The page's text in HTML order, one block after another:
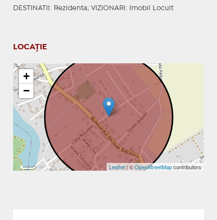
DESTINATII : Rezidenta; VIZIONARI : Imobil Locuit
LOCAȚIE
+
−
Leaflet| ©OpenStreetMapcontributors